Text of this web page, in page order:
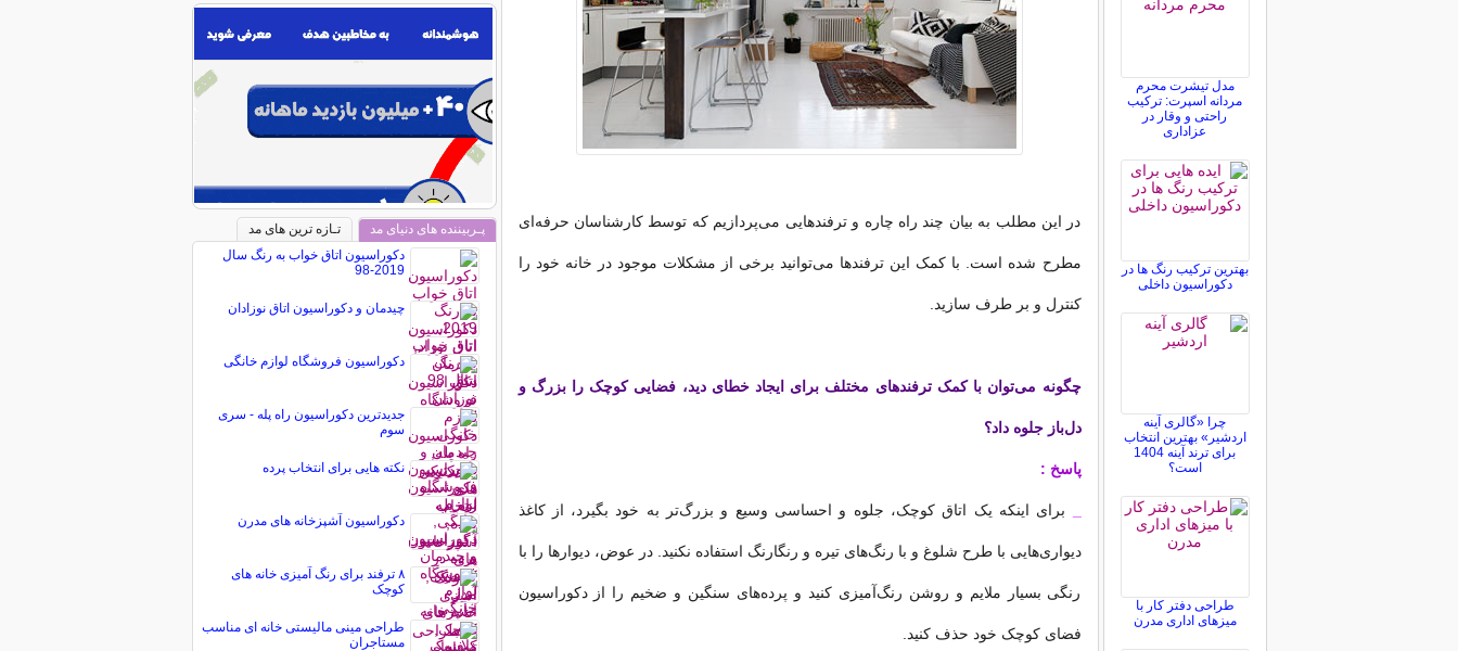
در این مطلب به بیان چند راه چاره و ترفندهایی می‌پردازیم که توسط کارشناسان حرفه‌ای
مطرح شده است. با کمک این ترفندها می‌توانید برخی از مشکلات موجود در خانه خود را
کنترل و بر طرف سازید.
چگونه می‌توان با کمک ترفندهای مختلف برای ایجاد خطای دید، فضایی کوچک را بزرگ و
دل‌باز جلوه داد؟
پاسخ :
برای اینکه یک اتاق کوچک، جلوه و احساسی وسیع و بزرگ‌تر به خود بگیرد، از کاغذ
دیواری‌هایی با طرح شلوغ و با رنگ‌های تیره و رنگارنگ استفاده نکنید. در عوض، دیوارها را با
رنگی بسیار ملایم و روشن رنگ‌آمیزی کنید و پرده‌های سنگین و ضخیم را از دکوراسیون
فضای کوچک خود حذف کنید.
مدل تیشرت محرم
مردانه اسپرت: ترکیب
راحتی و وقار در
عزاداری
بهترین ترکیب رنگ ها در
دکوراسیون داخلی
چرا «گالری آینه
اردشیر» بهترین انتخاب
برای ترند آینه 1404
است؟
طراحی دفتر کار با
میزهای اداری مدرن
پـربیننده های دنیای مد
تـازه ترین های مد
دکوراسیون اتاق خواب به رنگ سال
2019-98
چیدمان و دکوراسیون اتاق نوزادان
دکوراسیون فروشگاه لوازم خانگی
جدیدترین دکوراسیون راه پله - سری
سوم
نکته هایی برای انتخاب پرده
دکوراسیون آشپزخانه های مدرن
۸ ترفند برای رنگ آمیزی خانه های
کوچک
طراحی مینی مالیستی خانه ای مناسب
مستاجران